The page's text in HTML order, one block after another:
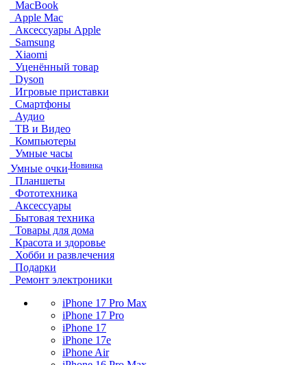
MacBook
Apple Mac
Аксессуары Apple
Samsung
Xiaomi
Уценённый товар
Dyson
Игровые приставки
Смартфоны
Аудио
ТВ и Видео
Компьютеры
Умные часы
Умные очки Новинка
Планшеты
Фототехника
Аксессуары
Бытовая техника
Товары для дома
Красота и здоровье
Хобби и развлечения
Подарки
Ремонт электроники
iPhone 17 Pro Max
iPhone 17 Pro
iPhone 17
iPhone 17e
iPhone Air